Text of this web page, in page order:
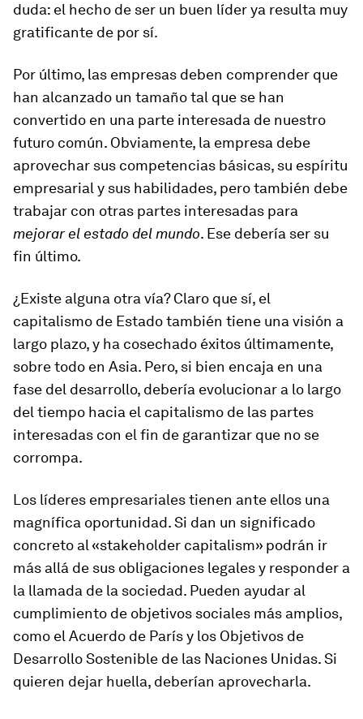
duda: el hecho de ser un buen líder ya resulta muy
gratificante de por sí.
Por último, las empresas deben comprender que
han alcanzado un tamaño tal que se han
convertido en una parte interesada de nuestro
futuro común. Obviamente, la empresa debe
aprovechar sus competencias básicas, su espíritu
empresarial y sus habilidades, pero también debe
trabajar con otras partes interesadas para
mejorar el estado del mundo. Ese debería ser su
fin último.
¿Existe alguna otra vía? Claro que sí, el
capitalismo de Estado también tiene una visión a
largo plazo, y ha cosechado éxitos últimamente,
sobre todo en Asia. Pero, si bien encaja en una
fase del desarrollo, debería evolucionar a lo largo
del tiempo hacia el capitalismo de las partes
interesadas con el fin de garantizar que no se
corrompa.
Los líderes empresariales tienen ante ellos una
magnífica oportunidad. Si dan un significado
concreto al «stakeholder capitalism» podrán ir
más allá de sus obligaciones legales y responder a
la llamada de la sociedad. Pueden ayudar al
cumplimiento de objetivos sociales más amplios,
como el Acuerdo de París y los Objetivos de
Desarrollo Sostenible de las Naciones Unidas. Si
quieren dejar huella, deberían aprovecharla.